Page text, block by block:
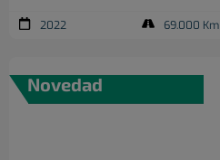
2022 69.000 Km
Novedad